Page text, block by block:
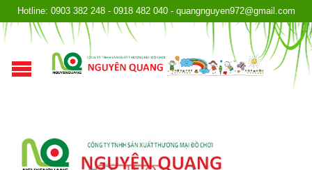
Hotline: 0903 382 248 - 0918 482 040 - quangnguyen972@gmail.com